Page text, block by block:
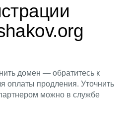
домен — обратитесь к
оплаты продления. Уточнить
можно в службе